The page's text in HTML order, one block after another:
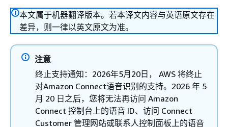
本文属于机器翻译版本。若本译文内容与英语原文存在
差异，则一律以英文原文为准。
注意
终止支持通知：2026年5月20日， AWS 将终止
对Amazon Connect语音识别的支持。2026 年 5
月 20 日之后，您将无法再访问 Amazon
Connect 控制台上的语音 ID、访问 Connect
Customer 管理网站或联系人控制面板上的语音